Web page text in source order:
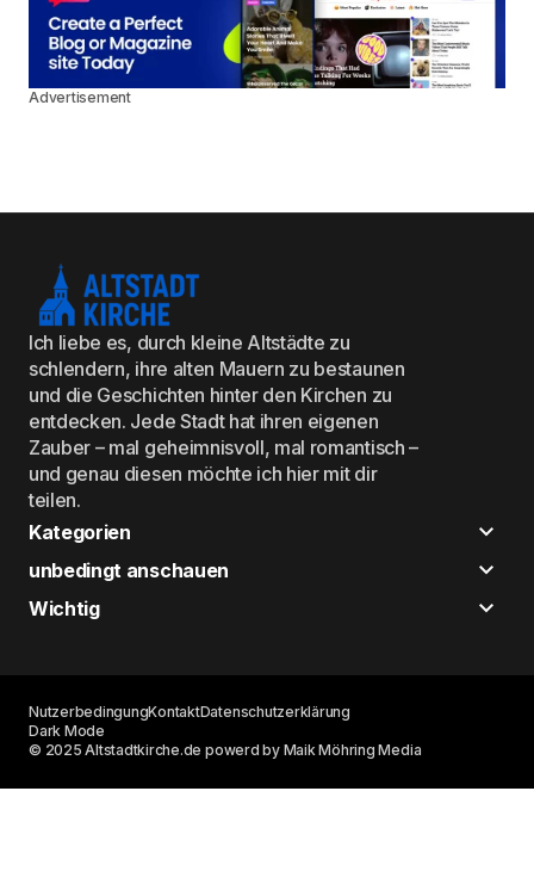
Advertisement
Ich liebe es, durch kleine Altstädte zu
schlendern, ihre alten Mauern zu bestaunen
und die Geschichten hinter den Kirchen zu
entdecken. Jede Stadt hat ihren eigenen
Zauber – mal geheimnisvoll, mal romantisch –
und genau diesen möchte ich hier mit dir
teilen.
Kategorien
unbedingt anschauen
Wichtig
© 2025 Altstadtkirche.de powerd by Maik Möhring Media
NutzerbedingungKontaktDatenschutzerklärung
Dark Mode